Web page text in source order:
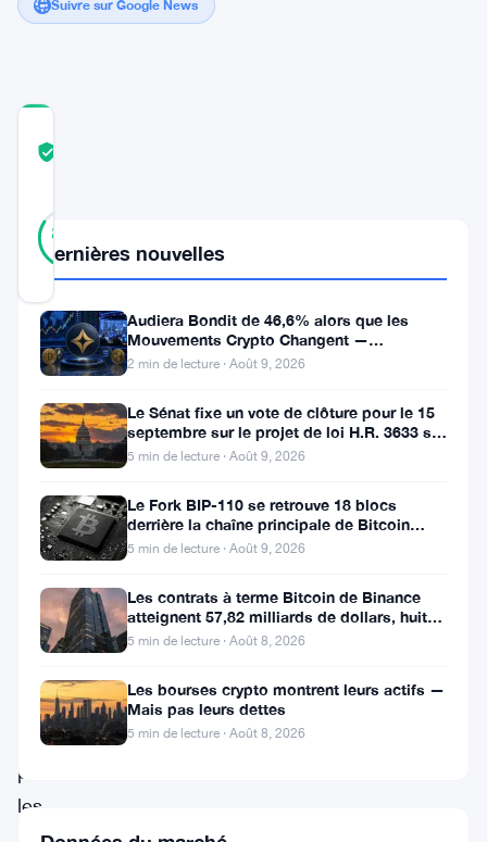
Suivre sur Google News
84
RÉEL
DBS
Bank
China
une
solution
paiement
révolutionnaire
pour
les
Dernières nouvelles
Audiera Bondit de 46,6% alors que les
Mouvements Crypto Changent —
Mouvements Quotidiens 9 Août
2 min de lecture · Août 9, 2026
Le Sénat fixe un vote de clôture pour le 15
septembre sur le projet de loi H.R. 3633 sur
le marché des cryptos
5 min de lecture · Août 9, 2026
Le Fork BIP-110 se retrouve 18 blocs
derrière la chaîne principale de Bitcoin
après la scission des Roughnecks
5 min de lecture · Août 9, 2026
Les contrats à terme Bitcoin de Binance
atteignent 57,82 milliards de dollars, huit
fois le volume du marché
5 min de lecture · Août 8, 2026
Les bourses crypto montrent leurs actifs —
Mais pas leurs dettes
5 min de lecture · Août 8, 2026